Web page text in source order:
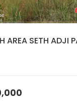
AREA SETH ADJI